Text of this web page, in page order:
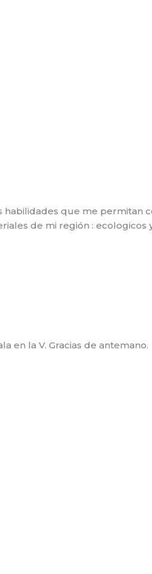
que me permitan
de mi región : ecologicos y
en la V. Gracias de antemano.